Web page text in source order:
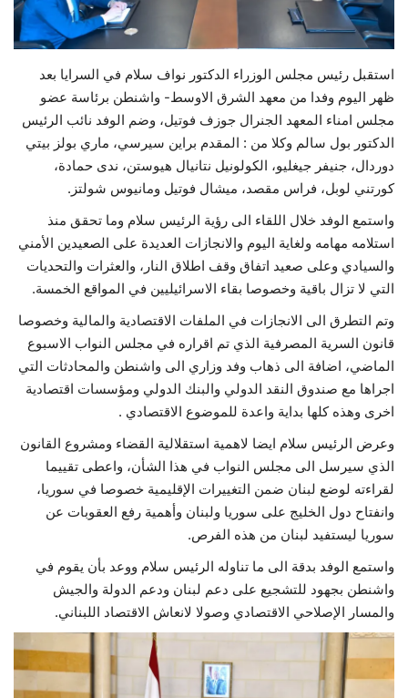
استقبل رئيس مجلس الوزراء الدكتور نواف سلام في السرايا بعد
ظهر اليوم وفدا من معهد الشرق الاوسط- واشنطن برئاسة عضو
مجلس امناء المعهد الجنرال جوزف فوتيل، وضم الوفد نائب الرئيس
الدكتور بول سالم وكلا من : المقدم براين سيرسي، ماري بولز بيتي
دوردال، جنيفر جيغليو، الكولونيل نتانيال هيوستن، ندى حمادة،
كورتني لوبل، فراس مقصد، ميشال فوتيل ومانيوس شولتز.
واستمع الوفد خلال اللقاء الى رؤية الرئيس سلام وما تحقق منذ
استلامه مهامه ولغاية اليوم والانجازات العديدة على الصعيدين الأمني
والسيادي وعلى صعيد اتفاق وقف اطلاق النار، والعثرات والتحديات
التي لا تزال باقية وخصوصا بقاء الاسرائيليين في المواقع الخمسة.
وتم التطرق الى الانجازات في الملفات الاقتصادية والمالية وخصوصا
قانون السرية المصرفية الذي تم اقراره في مجلس النواب الاسبوع
الماضي، اضافة الى ذهاب وفد وزاري الى واشنطن والمحادثات التي
اجراها مع صندوق النقد الدولي والبنك الدولي ومؤسسات اقتصادية
اخرى وهذه كلها بداية واعدة للموضوع الاقتصادي .
وعرض الرئيس سلام ايضا لاهمية استقلالية القضاء ومشروع القانون
الذي سيرسل الى مجلس النواب في هذا الشأن، واعطى تقييما
لقراءته لوضع لبنان ضمن التغييرات الإقليمية خصوصا في سوريا،
وانفتاح دول الخليج على سوريا ولبنان وأهمية رفع العقوبات عن
سوريا ليستفيد لبنان من هذه الفرص.
واستمع الوفد بدقة الى ما تناوله الرئيس سلام ووعد بأن يقوم في
واشنطن بجهود للتشجيع على دعم لبنان ودعم الدولة والجيش
والمسار الإصلاحي الاقتصادي وصولا لانعاش الاقتصاد اللبناني.